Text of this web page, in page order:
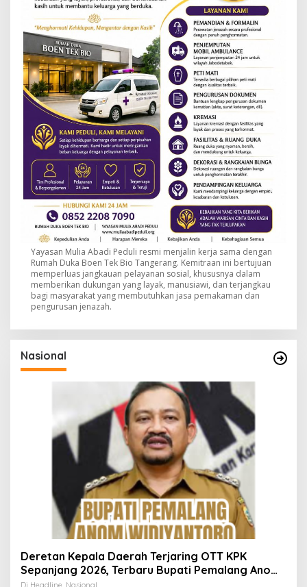
Yayasan Mulia Abadi Peduli resmi menjalin kerja sama dengan
Rumah Duka Boen Tek Bio Tangerang. Kemitraan ini bertujuan
memperluas jangkauan pelayanan sosial, khususnya dalam
memberikan dukungan yang layak, manusiawi, dan terjangkau
bagi masyarakat yang membutuhkan jasa pemakaman dan
pengurusan jenazah.
Nasional
Deretan Kepala Daerah Terjaring OTT KPK
Sepanjang 2026, Terbaru Bupati Pemalang Anom
Widiyantoro
Di Headline, Nasional